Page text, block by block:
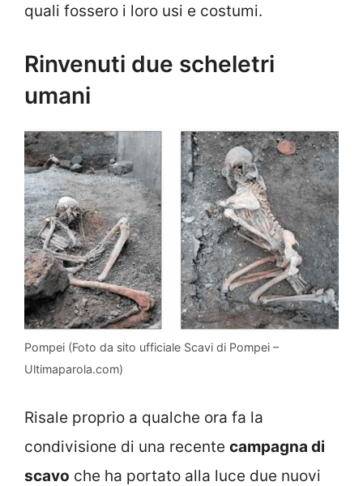
quali fossero i loro usi e costumi.
Rinvenuti due scheletri
umani
Pompei (Foto da sito ufficiale Scavi di Pompei –
Ultimaparola.com)
Risale proprio a qualche ora fa la
condivisione di una recente campagna di
scavo che ha portato alla luce due nuovi